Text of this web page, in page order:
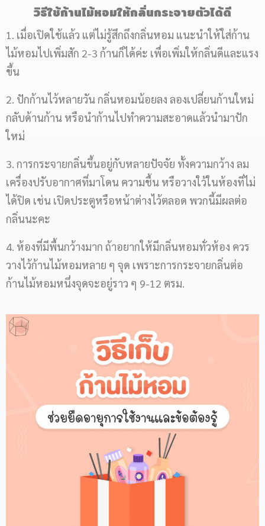
วิธีใช้ก้านไม้หอมให้กลิ่นกระจายตัวได้ดี
1. เมื่อเปิดใช้แล้ว แต่ไม่รู้สึกถึงกลิ่นหอม แนะนำให้ใส่ก้าน
ไม้หอมไปเพิ่มสัก 2-3 ก้านก็ได้ค่ะ เพื่อเพิ่มให้กลิ่นดีและแรง
ขึ้น
2. ปักก้านไว้หลายวัน กลิ่นหอมน้อยลง ลองเปลี่ยนก้านใหม่
กลับด้านก้าน หรือนำก้านไปทำความสะอาดแล้วนำมาปัก
ใหม่
3. การกระจายกลิ่นขึ้นอยู่กับหลายปัจจัย ทั้งความกว้าง ลม
เครื่องปรับอากาศที่มาโดน ความชื้น หรือวางใว้ในห้องที่ไม่
ได้ปิด เช่น เปิดประตูหรือหน้าต่างไว้ตลอด พวกนี้มีผลต่อ
กลิ่นนะคะ
4. ห้องที่มีพื้นกว้างมาก ถ้าอยากให้มีกลิ่นหอมทั่วห้อง ควร
วางไว้ก้านไม้หอมหลาย ๆ จุด เพราะการกระจายกลิ่นต่อ
ก้านไม้หอมหนึ่งจุดจะอยู่ราว ๆ 9-12 ตรม.